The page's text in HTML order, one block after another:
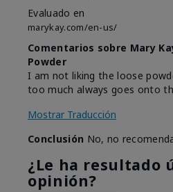
Evaluado en
marykay.com/en-us/
Comentarios sobre Mary
Powder
I am not liking the loose
too much always goes onto
Mostrar Traducción
Conclusión No, no
¿Le ha resultado
opinión?